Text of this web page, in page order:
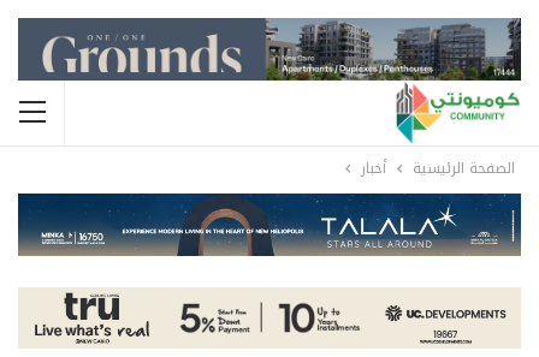
الصفحة الرئيسية أخبار